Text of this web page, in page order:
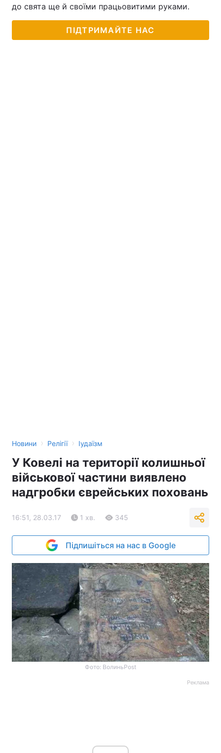
до свята ще й своїми працьовитими руками.
ПІДТРИМАЙТЕ НАС
Новини › Релігії › Іудаїзм
У Ковелі на території колишньої
військової частини виявлено
надгробки єврейських поховань
16:51, 28.03.17 1 хв. 345
Підпишіться на нас в Google
Фото: ВолиньPost
Реклама